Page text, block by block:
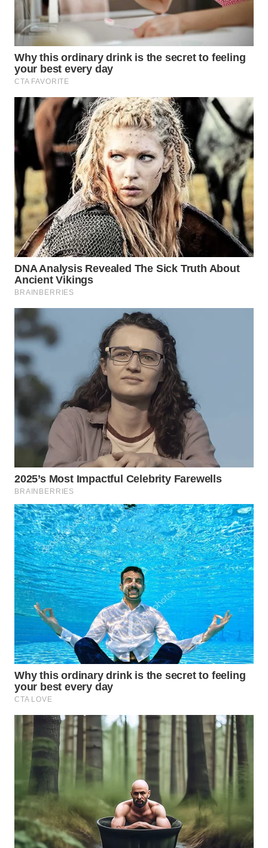
WN
PURWAKARTA
WN
PRIANGAN
TIMUR
WN
SEMARANG
WN
SOLO
WN
BOROBUDUR
WN
MADURA
SURABAYA
WN
NATUNA
BINTAN
WN
MANDALIKA
WN
LIKUPANG
WN
LABUANBAJO
WN
BORNEO
Wahana
Group
WAHANA
NEWS
WAHANA
ADVOKAT
WAHANA
INFRASTRUKTUR
WAHANA